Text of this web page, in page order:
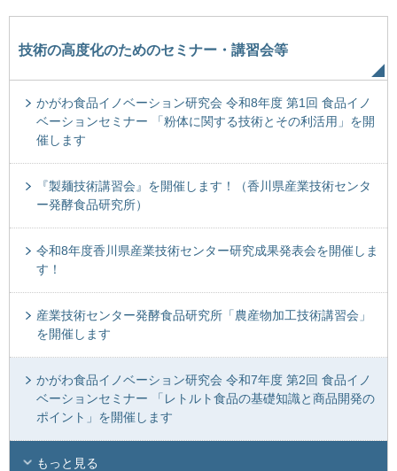
技術の高度化のためのセミナー・講習会等
かがわ食品イノベーション研究会 令和8年度 第1回 食品イノ
ベーションセミナー 「粉体に関する技術とその利活用」を開
催します
『製麺技術講習会』を開催します！（香川県産業技術センタ
ー発酵食品研究所）
令和8年度香川県産業技術センター研究成果発表会を開催しま
す！
産業技術センター発酵食品研究所「農産物加工技術講習会」
を開催します
かがわ食品イノベーション研究会 令和7年度 第2回 食品イノ
ベーションセミナー 「レトルト食品の基礎知識と商品開発の
ポイント」を開催します
もっと見る